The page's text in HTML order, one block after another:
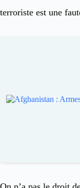
terroriste est une